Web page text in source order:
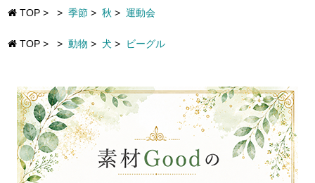
TOP > > 季節 > 秋 > 運動会
TOP > > 動物 > 犬 > ビーグル